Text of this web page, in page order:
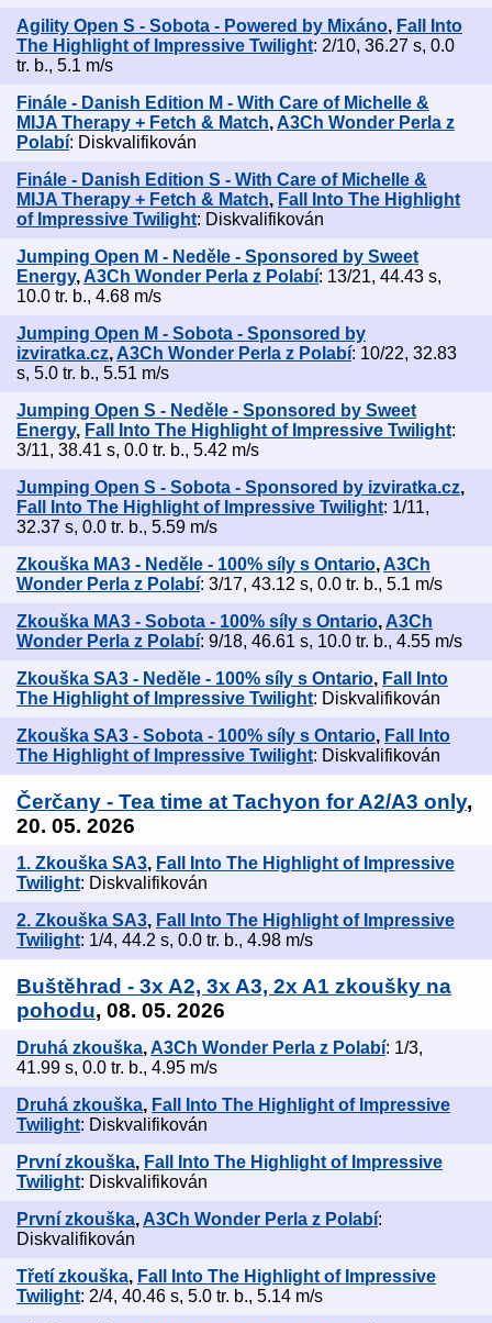
Agility Open S - Sobota - Powered by Mixáno, Fall Into
The Highlight of Impressive Twilight: 2/10, 36.27 s, 0.0
tr. b., 5.1 m/s
Finále - Danish Edition M - With Care of Michelle &
MIJA Therapy + Fetch & Match,A3Ch Wonder Perla z
Polabí: Diskvalifikován
Finále - Danish Edition S - With Care of Michelle &
MIJA Therapy + Fetch & Match, Fall Into The Highlight
of Impressive Twilight: Diskvalifikován
Jumping Open M - Neděle - Sponsored by Sweet
Energy,A3Ch Wonder Perla z Polabí: 13/21, 44.43 s,
10.0 tr. b., 4.68 m/s
Jumping Open M - Sobota - Sponsored by
izviratka.cz, A3Ch Wonder Perla z Polabí: 10/22, 32.83
s, 5.0 tr. b., 5.51 m/s
Jumping Open S - Neděle - Sponsored by Sweet
Energy, Fall Into The Highlight of Impressive Twilight:
3/11, 38.41 s, 0.0 tr. b., 5.42 m/s
Jumping Open S - Sobota - Sponsored by izviratka.cz,
Fall Into The Highlight of Impressive Twilight: 1/11,
32.37 s, 0.0 tr. b., 5.59 m/s
Zkouška MA3 - Neděle - 100% síly s Ontario,A3Ch
Wonder Perla z Polabí: 3/17, 43.12 s, 0.0 tr. b., 5.1 m/s
Zkouška MA3 - Sobota - 100% síly s Ontario, A3Ch
Wonder Perla z Polabí: 9/18, 46.61 s, 10.0 tr. b., 4.55 m/s
Zkouška SA3 - Neděle - 100% síly s Ontario, Fall Into
The Highlight of Impressive Twilight: Diskvalifikován
Zkouška SA3 - Sobota - 100% síly s Ontario, Fall Into
The Highlight of Impressive Twilight: Diskvalifikován
Čerčany - Tea time at Tachyon for A2/A3 only,
20. 05. 2026
1. Zkouška SA3, Fall Into The Highlight of Impressive
Twilight: Diskvalifikován
2. Zkouška SA3, Fall Into The Highlight of Impressive
Twilight: 1/4, 44.2 s, 0.0 tr. b., 4.98 m/s
Buštěhrad - 3x A2, 3x A3, 2x A1 zkoušky na
pohodu, 08. 05. 2026
Druhá zkouška,A3Ch Wonder Perla z Polabí: 1/3,
41.99 s, 0.0 tr. b., 4.95 m/s
Druhá zkouška, Fall Into The Highlight of Impressive
Twilight: Diskvalifikován
První zkouška, Fall Into The Highlight of Impressive
Twilight: Diskvalifikován
První zkouška, A3Ch Wonder Perla z Polabí:
Diskvalifikován
Třetí zkouška, Fall Into The Highlight of Impressive
Twilight: 2/4, 40.46 s, 5.0 tr. b., 5.14 m/s